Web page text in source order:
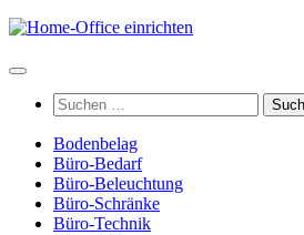
Zum
springen
Suchen
nach:
Bodenbelag
Büro-Bedarf
Büro-Beleuchtung
Büro-Schränke
Büro-Technik